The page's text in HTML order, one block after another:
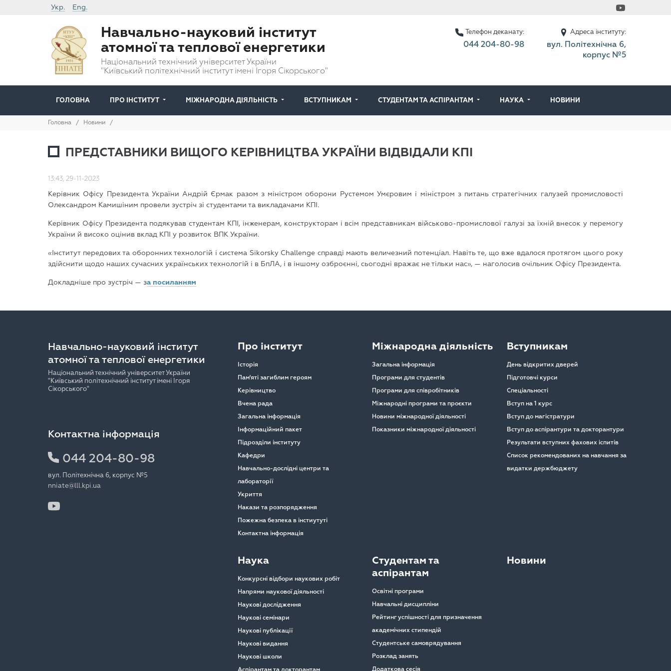
Укр. Eng.
Навчально-науковий інститут
атомної та теплової енергетики
Національний технічний університет України
"Київський політехнічний інститут імені Ігоря Сікорського"
Телефон деканату:
044 204-80-98
Адреса інституту:
вул. Політехнічна 6,
корпус №5
ГОЛОВНА ПРО ІНСТИТУТ МІЖНАРОДНА ДІЯЛЬНІСТЬ ВСТУПНИКАМ СТУДЕНТАМ ТА АСПІРАНТАМ НАУКА НОВИНИ
Головна / Новини /
ПРЕДСТАВНИКИ ВИЩОГО КЕРІВНИЦТВА УКРАЇНИ ВІДВІДАЛИ КПІ
13:43, 29-11-2023
Керівник Офісу Президента України Андрій Єрмак разом з міністром оборони Рустемом Умєровим і міністром з питань стратегічних галузей промисловості
Олександром Камишіним провели зустріч зі студентами та викладачами КПІ.
Керівник Офісу Президента подякував студентам КПІ, інженерам, конструкторам і всім представникам військово-промислової галузі за їхній внесок у перемогу
України й високо оцінив вклад КПІ у розвиток ВПК України.
«Інститут передових та оборонних технологій і система Sikorsky Challenge справді мають величезний потенціал. Навіть те, що вже вдалося протягом цього року
здійснити щодо наших сучасних українських технологій і в БпЛА, і в іншому озброєнні, сьогодні вражає не тільки нас», — наголосив очільник Офісу Президента.
Докладніше про зустріч — за посиланням
Навчально-науковий інститут
атомної та теплової енергетики
Національний технічний університет України
"Київський політехнічний інститут імені Ігоря
Сікорського"
Контактна інформація
044 204-80-98
вул. Політехнічна 6, корпус №5
nniate@lll.kpi.ua
Про інститут
Історія
Пам'яті загиблим героям
Керівництво
Вчена рада
Загальна інформація
Інформаційний пакет
Підрозділи інституту
Кафедри
Навчально-дослідні центри та
лабораторії
Укриття
Накази та розпорядження
Пожежна безпека в інстиутуті
Контактна інформація
Міжнародна діяльність
Загальна інформація
Програми для студентів
Програми для співробітників
Міжнародні програми та проєкти
Новини міжнародної діяльності
Показники міжнародної діяльності
Вступникам
День відкритих дверей
Підготовчі курси
Спеціальності
Вступ на 1 курс
Вступ до магістратури
Вступ до аспірантури та докторантури
Результати вступних фахових іспитів
Список рекомендованих на навчання за
видатки держбюджету
Наука
Конкурсні відбори наукових робіт
Напрями наукової діяльності
Наукові дослідження
Наукові семінари
Наукові публікації
Наукові видання
Наукові школи
Студентам та
аспірантам
Освітні програми
Навчальні дисципліни
Рейтинг успішності для призначення
академічних стипендій
Студентське самоврядування
Розклад занять
Додаткова сесія
Новини